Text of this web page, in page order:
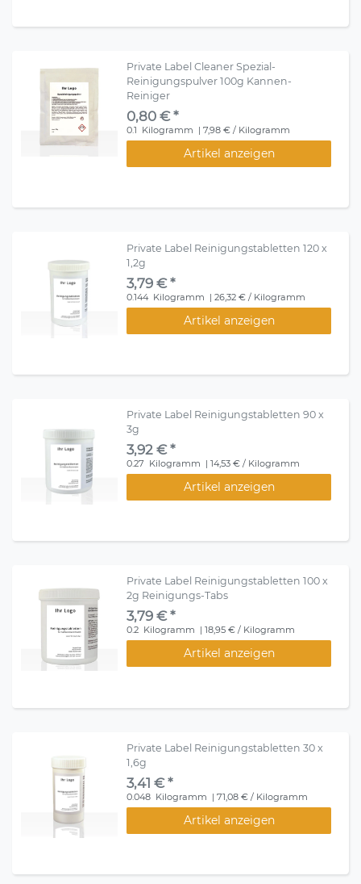
Private Label Cleaner Spezial-
Reinigungspulver 100g Kannen-
Reiniger
0,80 € *
0.1 Kilogramm | 7,98 € / Kilogramm
Artikel anzeigen
Private Label Reinigungstabletten 120 x
1,2g
3,79 € *
0.144 Kilogramm | 26,32 € / Kilogramm
Artikel anzeigen
Private Label Reinigungstabletten 90 x
3g
3,92 € *
0.27 Kilogramm | 14,53 € / Kilogramm
Artikel anzeigen
Private Label Reinigungstabletten 100 x
2g Reinigungs-Tabs
3,79 € *
0.2 Kilogramm | 18,95 € / Kilogramm
Artikel anzeigen
Private Label Reinigungstabletten 30 x
1,6g
3,41 € *
0.048 Kilogramm | 71,08 € / Kilogramm
Artikel anzeigen